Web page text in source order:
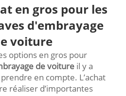
en gros pour les
d'embrayage
voiture
options en gros pour
de voiture il y a
en compte. L’achat
réaliser d’importantes